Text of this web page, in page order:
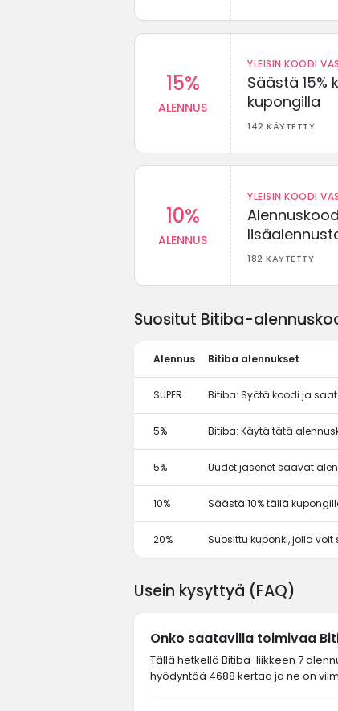
15%
ALENNUS
YLEISIN KOODI
Säästä 15%
kupongilla
142 KÄYTETTY
10%
ALENNUS
YLEISIN KOODI
182 KÄYTETTY
Suositut Bitiba-
Alennus Bitiba alennukset
SUPER Bitiba: Syötä koodi ja
5% Bitiba: Käytä tätä
5% Uudet jäsenet saavat
10% Säästä 10% tällä
20% Suosittu kuponki, jolla voit
Usein kysyttyä (FAQ)
Onko saatavilla toimivaa
Tällä hetkellä Bitiba-liikkeen 7
hyödyntää 4688 kertaa ja ne on